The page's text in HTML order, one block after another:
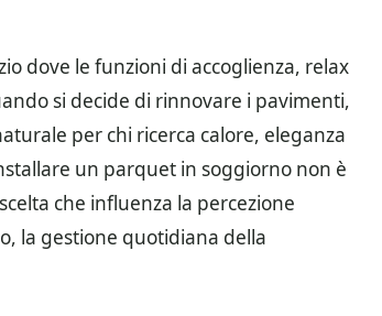
dove le funzioni di accoglienza, relax
si decide di rinnovare i pavimenti,
per chi ricerca calore, eleganza
un parquet in soggiorno non è
che influenza la percezione
la gestione quotidiana della